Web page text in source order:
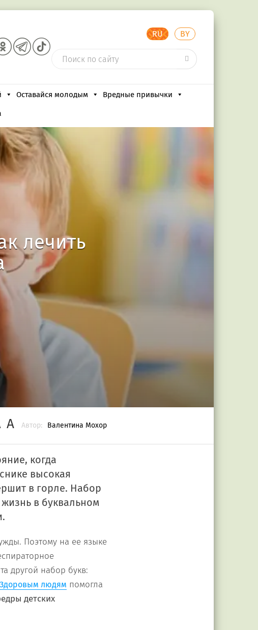
RU BY
Оставайся молодым Вредные привычки
лечить
Автор: Валентина Мохор
A
когда
высокая
в горле. Набор
в буквальном
Поэтому на ее языке
другой набор букв:
Здоровым людям помогла
детских